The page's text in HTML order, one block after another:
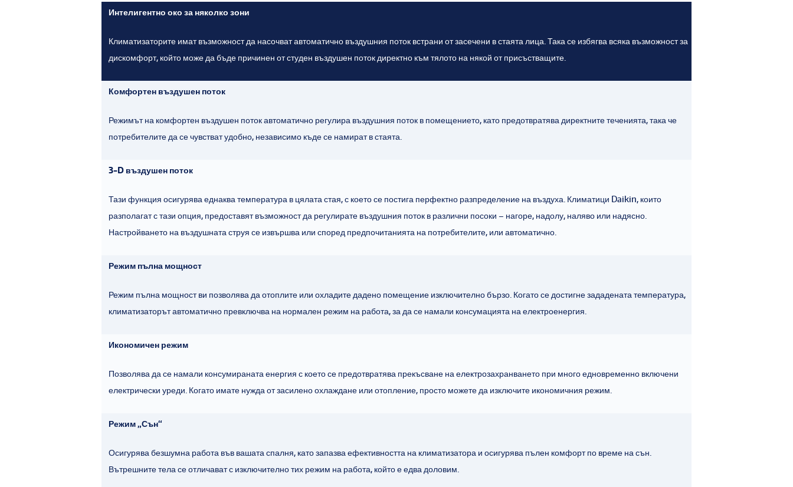
Интелигентно око за няколко зони
Климатизаторите имат възможност да насочват автоматично въздушния поток встрани от засечени в стаята лица. Така се избягва всяка възможност за
дискомфорт, който може да бъде причинен от студен въздушен поток директно към тялото на някой от присъстващите.
Комфортен въздушен поток
Режимът на комфортен въздушен поток автоматично регулира въздушния поток в помещението, като предотвратява директните теченията, така че
потребителите да се чувстват удобно, независимо къде се намират в стаята.
3-D въздушен поток
Тази функция осигурява еднаква температура в цялата стая, с което се постига перфектно разпределение на въздуха. Климатици Daikin, които
разполагат с тази опция, предоставят възможност да регулирате въздушния поток в различни посоки – нагоре, надолу, наляво или надясно.
Настройването на въздушната струя се извършва или според предпочитанията на потребителите, или автоматично.
Режим пълна мощност
Режим пълна мощност ви позволява да отоплите или охладите дадено помещение изключително бързо. Когато се достигне зададената температура,
климатизаторът автоматично превключва на нормален режим на работа, за да се намали консумацията на електроенергия.
Икономичен режим
Позволява да се намали консумираната енергия с което се предотвратява прекъсване на електрозахранването при много едновременно включени
електрически уреди. Когато имате нужда от засилено охлаждане или отопление, просто можете да изключите икономичния режим.
Режим „Сън“
Осигурява безшумна работа във вашата спалня, като запазва ефективността на климатизатора и осигурява пълен комфорт по време на сън.
Вътрешните тела се отличават с изключително тих режим на работа, който е едва доловим.